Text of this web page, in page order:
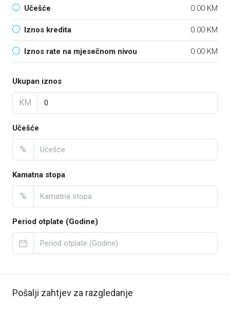
Učešće 0.00 KM
Iznos kredita 0.00 KM
Iznos rate na mjesečnom nivou 0.00 KM
Ukupan iznos
KM
Učešće
%
Kamatna stopa
%
Period otplate (Godine)
Pošalji zahtjev za razgledanje